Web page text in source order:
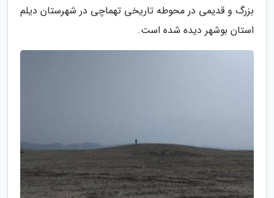
بزرگ و قدیمی در محوطه تاریخی تهماچی در شهرستان دیلم
استان بوشهر دیده شده است.